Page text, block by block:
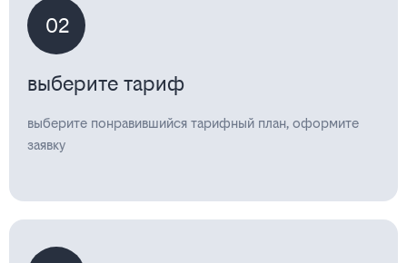
02
выберите тариф
выберите понравившийся тарифный план, оформите
заявку